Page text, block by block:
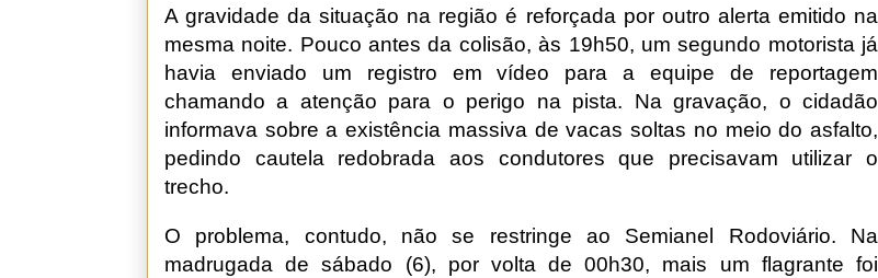
A gravidade da situação na região é reforçada por outro alerta emitido na
mesma noite. Pouco antes da colisão, às 19h50, um segundo motorista já
havia enviado um registro em vídeo para a equipe de reportagem
chamando a atenção para o perigo na pista. Na gravação, o cidadão
informava sobre a existência massiva de vacas soltas no meio do asfalto,
pedindo cautela redobrada aos condutores que precisavam utilizar o
trecho.
O problema, contudo, não se restringe ao Semianel Rodoviário. Na
madrugada de sábado (6), por volta de 00h30, mais um flagrante foi